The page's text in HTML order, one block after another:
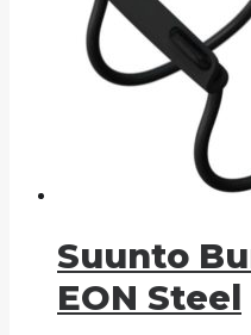
Suunto
EON Steel